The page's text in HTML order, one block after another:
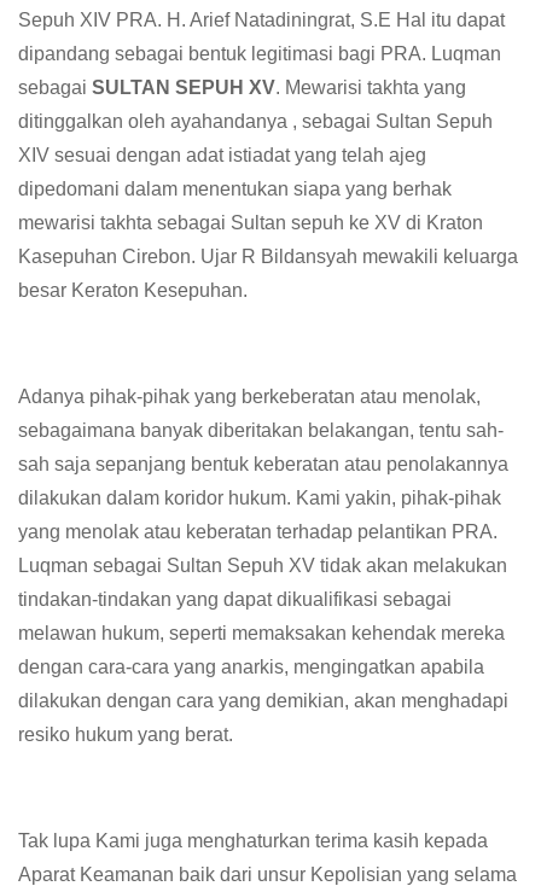
Sepuh XIV PRA. H. Arief Natadiningrat, S.E Hal itu dapat
dipandang sebagai bentuk legitimasi bagi PRA. Luqman
sebagai SULTAN SEPUH XV. Mewarisi takhta yang
ditinggalkan oleh ayahandanya , sebagai Sultan Sepuh
XIV sesuai dengan adat istiadat yang telah ajeg
dipedomani dalam menentukan siapa yang berhak
mewarisi takhta sebagai Sultan sepuh ke XV di Kraton
Kasepuhan Cirebon. Ujar R Bildansyah mewakili keluarga
besar Keraton Kesepuhan.
Adanya pihak-pihak yang berkeberatan atau menolak,
sebagaimana banyak diberitakan belakangan, tentu sah-
sah saja sepanjang bentuk keberatan atau penolakannya
dilakukan dalam koridor hukum. Kami yakin, pihak-pihak
yang menolak atau keberatan terhadap pelantikan PRA.
Luqman sebagai Sultan Sepuh XV tidak akan melakukan
tindakan-tindakan yang dapat dikualifikasi sebagai
melawan hukum, seperti memaksakan kehendak mereka
dengan cara-cara yang anarkis, mengingatkan apabila
dilakukan dengan cara yang demikian, akan menghadapi
resiko hukum yang berat.
Tak lupa Kami juga menghaturkan terima kasih kepada
Aparat Keamanan baik dari unsur Kepolisian yang selama